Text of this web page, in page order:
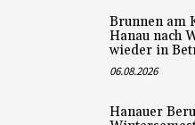
Brunnen am
Hanau nach
wieder in
06.08.2026
Hanauer